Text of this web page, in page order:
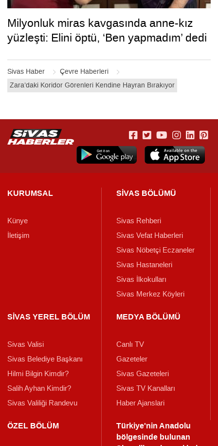
Sivas Haber
Çevre Haberleri
Zara’daki Koridor Görenleri Kendine Hayran Bırakıyor
Milyonluk miras kavgasında anne-kız
yüzleşti: Elini öptü, ‘Ben yapmadım’ dedi
KURUMSAL
Künye
İletişim
SİVAS BÖLÜMÜ
Sivas Rehberi
Sivas Vefat Haberleri
Sivas Nöbetçi Eczaneler
Sivas Hastaneleri
Sivas İlkokulları
Sivas Merkez Köyleri
SİVAS YEREL BÖLÜM
Sivas Valisi
Sivas Belediye Başkanı
Hilmi Bilgin Kimdir?
Salih Ayhan Kimdir?
Sivas Valiliği Randevu
MEDYA BÖLÜMÜ
Canlı TV
Gazeteler
Sivas Gazeteleri
Sivas TV Kanalları
Haber Ajanslari
ÖZEL BÖLÜM
Türkiye'nin Anadolu
bölgesinde bulunan